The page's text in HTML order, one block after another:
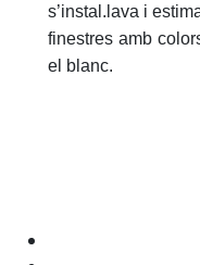
s’instal.lava i
finestres amb
el blanc.